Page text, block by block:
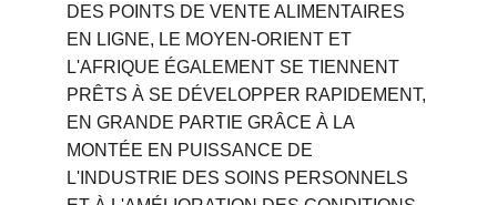
DES POINTS DE VENTE ALIMENTAIRES
EN LIGNE, LE MOYEN-ORIENT ET
L'AFRIQUE ÉGALEMENT SE TIENNENT
PRÊTS À SE DÉVELOPPER RAPIDEMENT,
EN GRANDE PARTIE GRÂCE À LA
MONTÉE EN PUISSANCE DE
L'INDUSTRIE DES SOINS PERSONNELS